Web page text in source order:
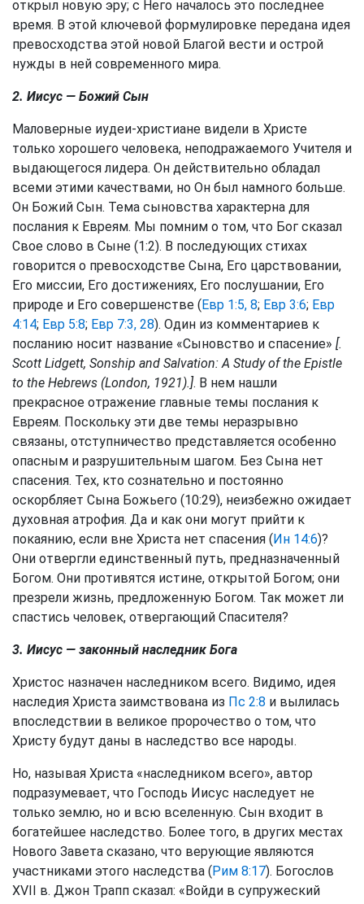
открыл новую эру; с Него началось это последнее
время. В этой ключевой формулировке передана идея
превосходства этой новой Благой вести и острой
нужды в ней современного мира.
2. Иисус — Божий Сын
Маловерные иудеи-христиане видели в Христе
только хорошего человека, неподражаемого Учителя и
выдающегося лидера. Он действительно обладал
всеми этими качествами, но Он был намного больше.
Он Божий Сын. Тема сыновства характерна для
послания к Евреям. Мы помним о том, что Бог сказал
Свое слово в Сыне (1:2). В последующих стихах
говорится о превосходстве Сына, Его царствовании,
Его миссии, Его достижениях, Его послушании, Его
природе и Его совершенстве (Евр 1:5, 8; Евр 3:6; Евр
4:14; Евр 5:8; Евр 7:3, 28). Один из комментариев к
посланию носит название «Сыновство и спасение» [.
Scott Lidgett, Sonship and Salvation: A Study of the Epistle
to the Hebrews (London, 1921).]. В нем нашли
прекрасное отражение главные темы послания к
Евреям. Поскольку эти две темы неразрывно
связаны, отступничество представляется особенно
опасным и разрушительным шагом. Без Сына нет
спасения. Тех, кто сознательно и постоянно
оскорбляет Сына Божьего (10:29), неизбежно ожидает
духовная атрофия. Да и как они могут прийти к
покаянию, если вне Христа нет спасения (Ин 14:6)?
Они отвергли единственный путь, предназначенный
Богом. Они противятся истине, открытой Богом; они
презрели жизнь, предложенную Богом. Так может ли
спастись человек, отвергающий Спасителя?
3. Иисус — законный наследник Бога
Христос назначен наследником всего. Видимо, идея
наследия Христа заимствована из Пс 2:8 и вылилась
впоследствии в великое пророчество о том, что
Христу будут даны в наследство все народы.
Но, называя Христа «наследником всего», автор
подразумевает, что Господь Иисус наследует не
только землю, но и всю вселенную. Сын входит в
богатейшее наследство. Более того, в других местах
Нового Завета сказано, что верующие являются
участниками этого наследства (Рим 8:17). Богослов
XVII в. Джон Трапп сказал: «Войди в супружеский